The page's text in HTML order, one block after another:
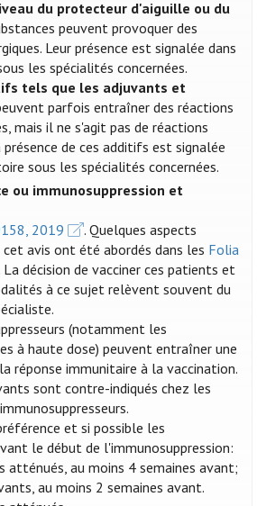
du protecteur d'aiguille ou du
peuvent provoquer des
Leur présence est signalée dans
les spécialités concernées.
tels que les adjuvants et
parfois entraîner des réactions
mais il ne s'agit pas de réactions
présence de ces additifs est signalée
sous les spécialités concernées.
ou immunosuppression et
2019
. Quelques aspects
avis ont été abordés dans les Folia
La décision de vacciner ces patients et
à ce sujet relèvent souvent du
(notamment les
à haute dose) peuvent entraîner une
réponse immunitaire à la vaccination.
sont contre-indiqués chez les
et si possible les
le début de l'immunosuppression:
atténués, au moins 4 semaines avant;
au moins 2 semaines avant.